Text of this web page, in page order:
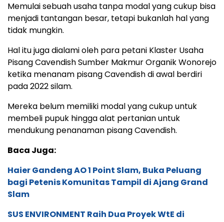
Memulai sebuah usaha tanpa modal yang cukup bisa
menjadi tantangan besar, tetapi bukanlah hal yang
tidak mungkin.
Hal itu juga dialami oleh para petani Klaster Usaha
Pisang Cavendish Sumber Makmur Organik Wonorejo
ketika menanam pisang Cavendish di awal berdiri
pada 2022 silam.
Mereka belum memiliki modal yang cukup untuk
membeli pupuk hingga alat pertanian untuk
mendukung penanaman pisang Cavendish.
Baca Juga:
Haier Gandeng AO 1 Point Slam, Buka Peluang
bagi Petenis Komunitas Tampil di Ajang Grand
Slam
SUS ENVIRONMENT Raih Dua Proyek WtE di